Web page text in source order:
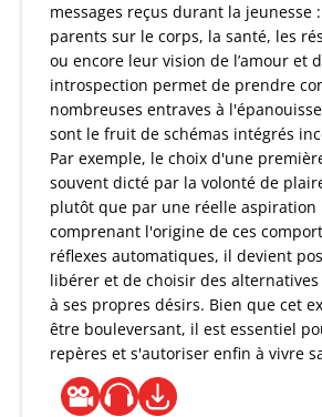
messages reçus durant la jeunesse
parents sur le corps, la santé, les
ou encore leur vision de l’amour et
introspection permet de prendre
nombreuses entraves à
sont le fruit de schémas intégrés
Par exemple, le choix d'une
souvent dicté par la volonté de
plutôt que par une réelle aspiration
comprenant l'origine de ces
réflexes automatiques, il devient
libérer et de choisir des
à ses propres désirs. Bien que cet
être bouleversant, il est essentiel
repères et s'autoriser enfin à vivre